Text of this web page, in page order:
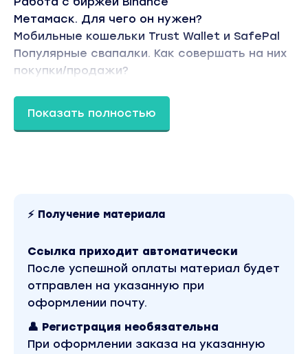
Метамаск. Для чего он нужен?
Мобильные кошельки Trust Wallet и SafePal
Популярные свапалки. Как совершать на них
покупки/продажи?
месяц, не смотря на курс Bitcoin (2021)». Это
платформы и качества записи можно
посмотреть выше. Материал относится к 2021
году. Оригинальная стоимость курса у автора
составляет 7380 рублей. В магазине Coursx.net
материал доступен за 99 рублей. Обучающий
курс входит в рубрику «Инвестиции, Трейдинг,
Криптовалюта / Блокчейн и криптовалюты».
Другие материалы автора «Дмитрий
Бурмистров» можно найти через поиск по сайту.
Показать полностью
⚡ Получение материала
Ссылка приходит автоматически
После успешной оплаты материал будет
отправлен на указанную при
оформлении почту.
👤 Регистрация необязательна
При оформлении заказа на указанную